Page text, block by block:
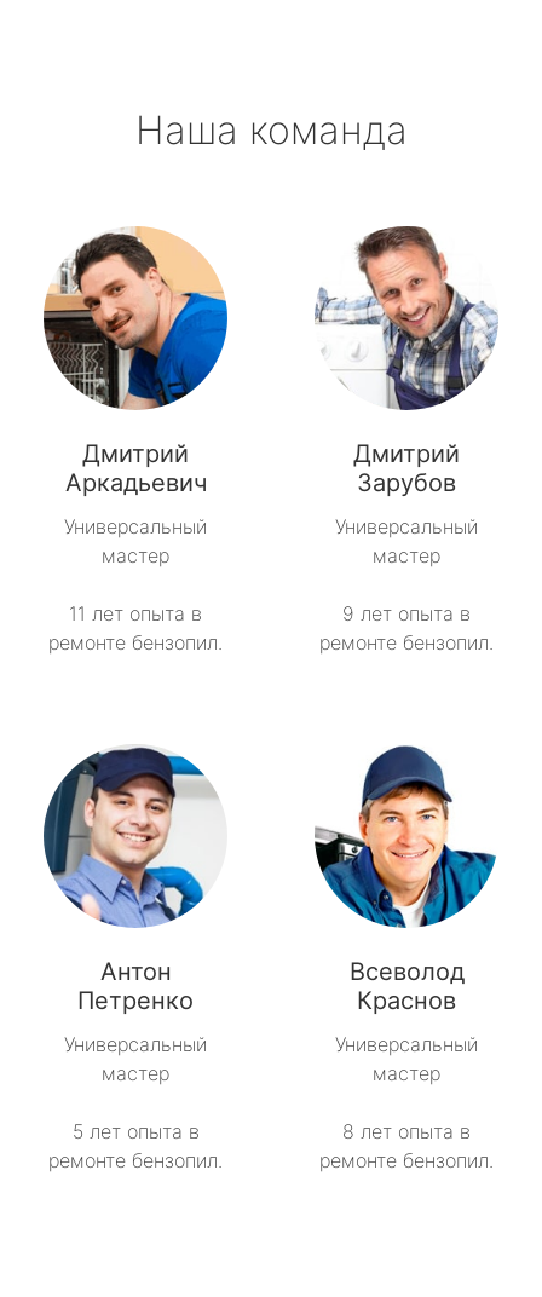
Наша команда
Дмитрий
Аркадьевич
Универсальный
мастер
11 лет опыта в
ремонте бензопил.
Дмитрий
Зарубов
Универсальный
мастер
9 лет опыта в
ремонте бензопил.
Антон
Петренко
Универсальный
мастер
5 лет опыта в
ремонте бензопил.
Всеволод
Краснов
Универсальный
мастер
8 лет опыта в
ремонте бензопил.